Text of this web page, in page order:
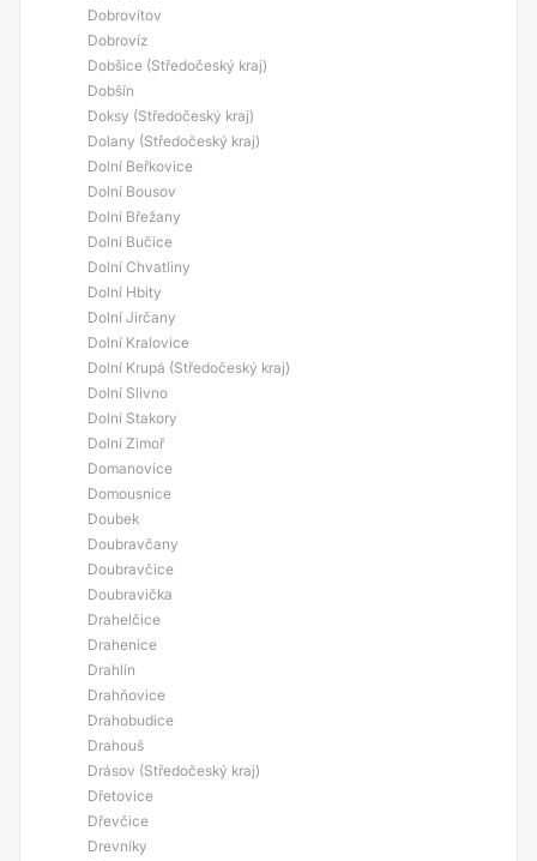
Dobrovítov
Dobrovíz
Dobšice (Středočeský kraj)
Dobšín
Doksy (Středočeský kraj)
Dolany (Středočeský kraj)
Dolní Beřkovice
Dolní Bousov
Dolní Břežany
Dolní Bučice
Dolní Chvatliny
Dolní Hbity
Dolní Jirčany
Dolní Kralovice
Dolní Krupá (Středočeský kraj)
Dolní Slivno
Dolní Stakory
Dolní Zimoř
Domanovice
Domousnice
Doubek
Doubravčany
Doubravčice
Doubravička
Drahelčice
Drahenice
Drahlín
Drahňovice
Drahobudice
Drahouš
Drásov (Středočeský kraj)
Dřetovice
Dřevčice
Drevníky